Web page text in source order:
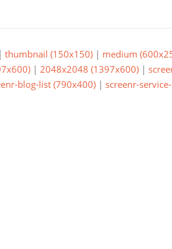
| thumbnail (150x150) | medium
| 2048x2048 (1397x600) |
blog-list (790x400) | screenr-